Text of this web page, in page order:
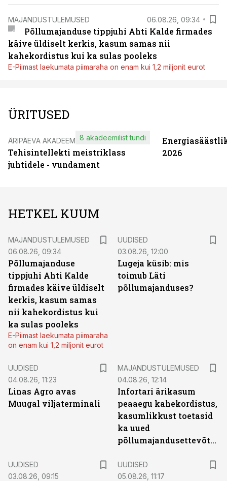
MAJANDUSTULEMUSED 06.08.26, 09:34
Põllumajanduse tippjuhi Ahti Kalde firmades
käive üldiselt kerkis, kasum samas nii
kahekordistus kui ka sulas pooleks
E-Piimast laekumata piimaraha on enam kui 1,2 miljonit eurot
ÜRITUSED
ÄRIPÄEVA AKADEEMIA
Tehisintellekti meistriklass
juhtidele - vundament
8 akadeemilist tundi
2026
HETKEL KUUM
MAJANDUSTULEMUSED
06.08.26, 09:34
Põllumajanduse
tippjuhi Ahti Kalde
firmades käive üldiselt
kerkis, kasum samas
nii kahekordistus kui
ka sulas pooleks
E-Piimast laekumata piimaraha
on enam kui 1,2 miljonit eurot
UUDISED
03.08.26, 12:00
Lugeja küsib: mis
toimub Läti
põllumajanduses?
UUDISED
04.08.26, 11:23
Linas Agro avas
Muugal viljaterminali
MAJANDUSTULEMUSED
04.08.26, 12:14
Infortari ärikasum
peaaegu kahekordistus,
kasumlikkust toetasid
ka uued
põllumajandusettevõtted
UUDISED
03.08.26, 09:15
UUDISED
05.08.26, 11:17